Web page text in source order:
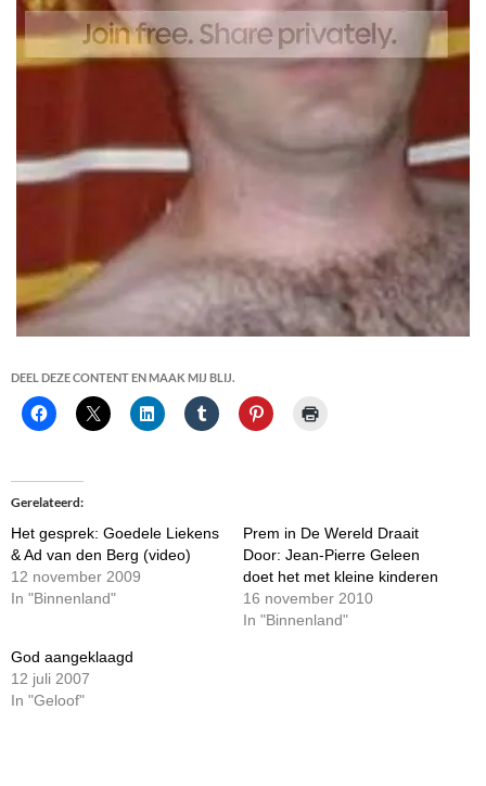
DEEL DEZE CONTENT EN MAAK MIJ BLIJ.
Gerelateerd
Het gesprek: Goedele Liekens
& Ad van den Berg (video)
12 november 2009
In "Binnenland"
Prem in De Wereld Draait
Door: Jean-Pierre Geleen
doet het met kleine kinderen
16 november 2010
In "Binnenland"
God aangeklaagd
12 juli 2007
In "Geloof"